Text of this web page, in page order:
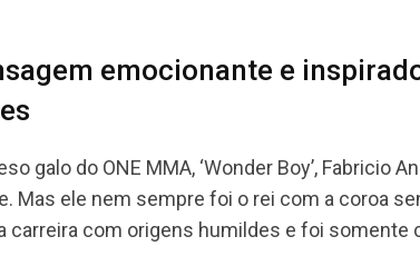
emocionante e
galo do ONE MMA, ‘Wonder Boy’, Fabricio
Mas ele nem sempre foi o rei com a coroa
carreira com origens humildes e foi somente